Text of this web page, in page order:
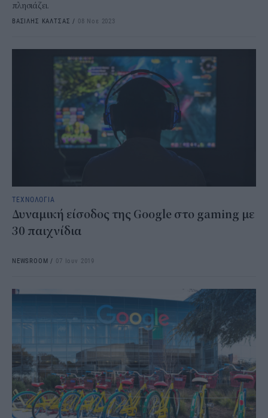
πλησιάζει.
ΒΑΣΙΛΗΣ ΚΑΛΤΣΑΣ / 08 Νοε 2023
ΤΕΧΝΟΛΟΓΙΑ
Δυναμική είσοδος της Google στο gaming με
30 παιχνίδια
NEWSROOM / 07 Ιουν 2019